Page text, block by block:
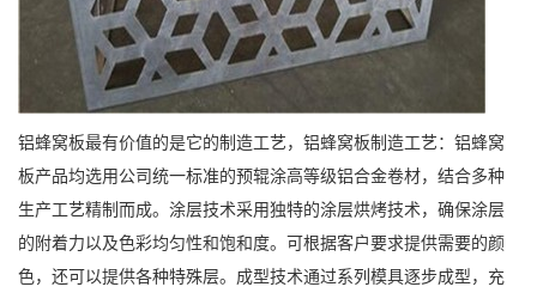
铝蜂窝板最有价值的是它的制造工艺，铝蜂窝板制造工艺：铝蜂窝
板产品均选用公司统一标准的预辊涂高等级铝合金卷材，结合多种
生产工艺精制而成。涂层技术采用独特的涂层烘烤技术，确保涂层
的附着力以及色彩均匀性和饱和度。可根据客户要求提供需要的颜
色，还可以提供各种特殊层。成型技术通过系列模具逐步成型，充